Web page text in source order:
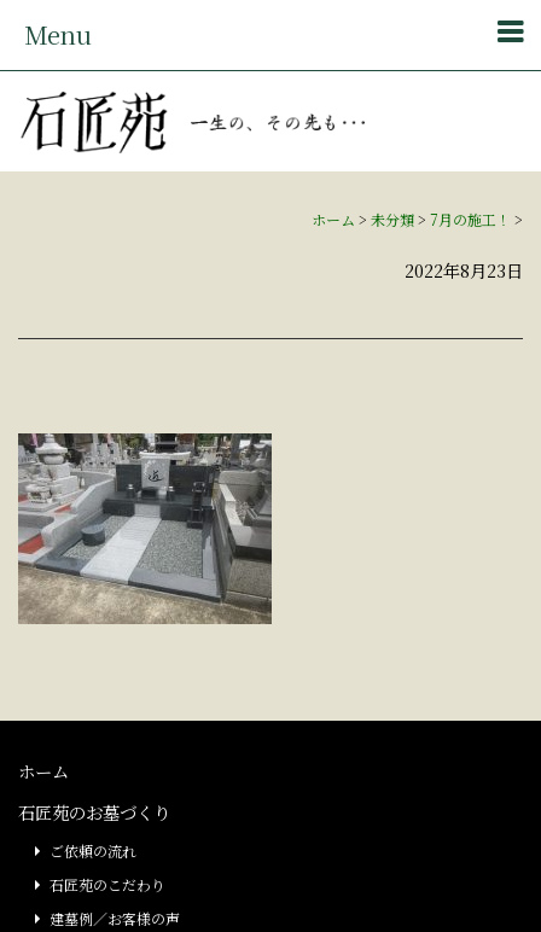
Menu
ホーム > 未分類> 7月の施工！ >
2022年8月23日
ホーム
石匠苑のお墓づくり
ご依頼の流れ
石匠苑のこだわり
建墓例／お客様の声